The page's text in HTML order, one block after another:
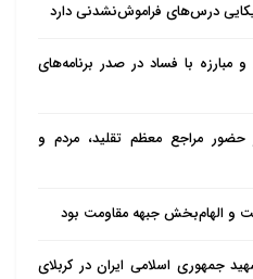
درس‌های فراموش‌نشدنی دارد
مبارزه با فساد در صدر برنامه‌های
حضور مراجع معظم تقلید، مردم و
و الهام‌بخش جبهه مقاومت بود
جمهوری اسلامی ایران در کربلای